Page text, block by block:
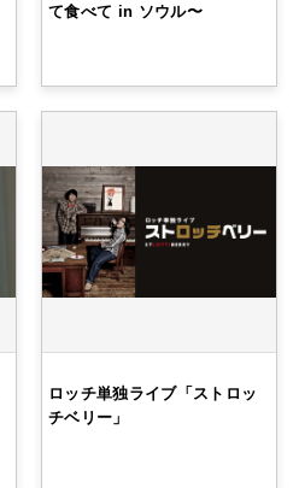
て食べて in ソウル〜
ロッチ単独ライブ「ストロッ
チベリー」